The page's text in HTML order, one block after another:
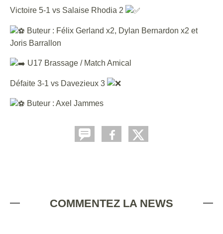
Victoire 5-1 vs Salaise Rhodia 2
Buteur : Félix Gerland x2, Dylan Bernardon x2 et
Joris Barrallon
U17 Brassage / Match Amical
Défaite 3-1 vs Davezieux 3
Buteur : Axel Jammes
COMMENTEZ LA NEWS